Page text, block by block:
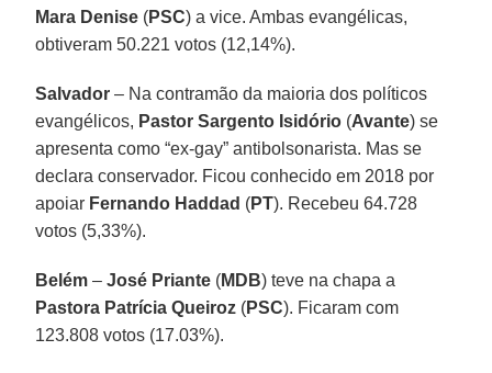
Mara Denise (PSC) a vice. Ambas evangélicas,
obtiveram 50.221 votos (12,14%).
Salvador – Na contramão da maioria dos políticos
evangélicos, Pastor Sargento Isidório (Avante) se
apresenta como “ex-gay” antibolsonarista. Mas se
declara conservador. Ficou conhecido em 2018 por
apoiar Fernando Haddad (PT). Recebeu 64.728
votos (5,33%).
Belém –José Priante (MDB) teve na chapa a
Pastora Patrícia Queiroz (PSC). Ficaram com
123.808 votos (17.03%).